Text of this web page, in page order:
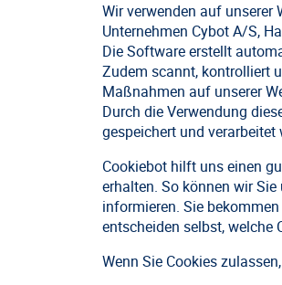
Wir verwenden auf unserer
Unternehmen Cybot A/S,
Die Software erstellt
Zudem scannt, kontrolliert
Maßnahmen auf unserer
Durch die Verwendung
gespeichert und verarbeitet
Cookiebot hilft uns einen
erhalten. So können wir
informieren. Sie
entscheiden selbst, welche
Wenn Sie Cookies